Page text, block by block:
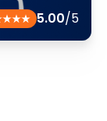
5.00/5